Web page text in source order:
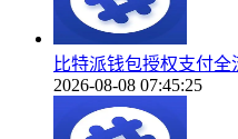
比特派钱包授权支付
2026-08-08 07:45:25